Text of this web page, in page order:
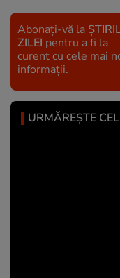
Abonați-vă la
ZILEI pentru a fi la
curent cu cele mai
informații.
URMĂREȘTE